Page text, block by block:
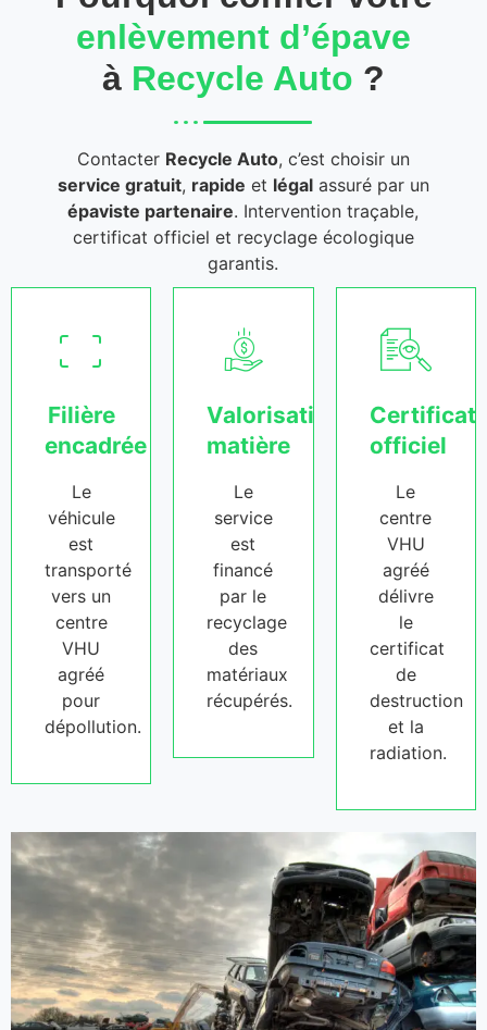
enlèvement d’épave
à Recycle Auto ?
Contacter Recycle Auto, c’est choisir un
service gratuit, rapide et légalassuré par un
épaviste partenaire. Intervention traçable,
certificat officiel et recyclage écologique
garantis.
Filière
encadrée
Le
véhicule
est
transporté
vers un
centre
VHU
agréé
pour
dépollution.
Valorisation
matière
Le
service
est
financé
par le
recyclage
des
matériaux
récupérés.
Certificat
officiel
Le
centre
VHU
agréé
délivre
le
certificat
de
destruction
et la
radiation.